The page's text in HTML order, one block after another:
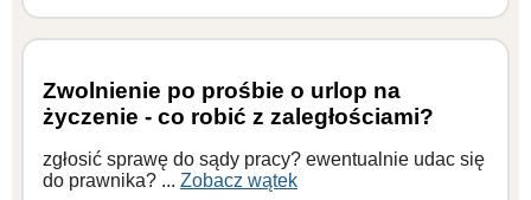
Zwolnienie po prośbie o urlop na
życzenie - co robić z zaległościami?
zgłosić sprawę do sądy pracy? ewentualnie udac się
do prawnika? ... Zobacz wątek